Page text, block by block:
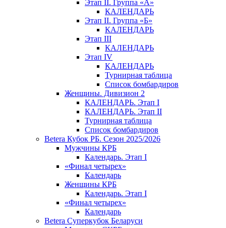
Этап II. Группа «А»
КАЛЕНДАРЬ
Этап II. Группа «Б»
КАЛЕНДАРЬ
Этап III
КАЛЕНДАРЬ
Этап IV
КАЛЕНДАРЬ
Турнирная таблица
Список бомбардиров
Женщины. Дивизион 2
КАЛЕНДАРЬ. Этап I
КАЛЕНДАРЬ. Этап II
Турнирная таблица
Список бомбардиров
Betera Кубок РБ. Сезон 2025/2026
Мужчины КРБ
Календарь. Этап I
«Финал четырех»
Календарь
Женщины КРБ
Календарь. Этап I
«Финал четырех»
Календарь
Betera Суперкубок Беларуси